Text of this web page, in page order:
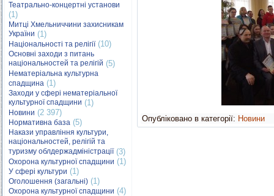
Театрально-концертні установи
(1)
Митці Хмельниччини захисникам
України (1)
Національності та релігії(10)
Основні заходи з питань
національностей та релігій (5)
Нематеріальна культурна
спадщина (1)
Заходи у сфері нематеріальної
культурної спадщини (1)
Новини (2 397)
Нормативна база (5)
Накази управління культури,
національностей, релігій та
туризму облдержадміністрації(3)
Охорона культурної спадщини (1)
У сфері культури (1)
Оголошення (загальні) (1)
Охорона культурної спадщини (4)
Опубліковано в категорії: Новини